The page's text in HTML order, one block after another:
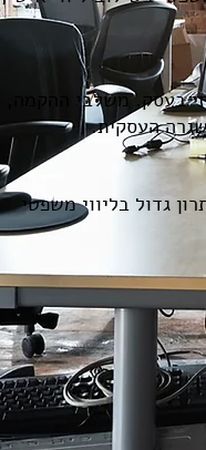
בעסק. משלבי ההקמה,
העסקית.
גדול בליווי משפטי